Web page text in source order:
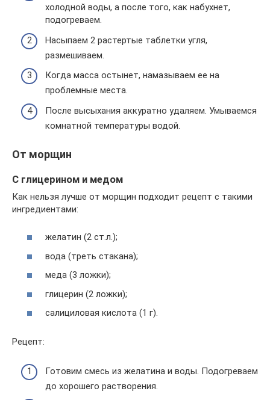
холодной воды, а после того, как набухнет,
подогреваем.
Насыпаем 2 растертые таблетки угля,
размешиваем.
Когда масса остынет, намазываем ее на
проблемные места.
После высыхания аккуратно удаляем. Умываемся
комнатной температуры водой.
От морщин
С глицерином и медом
Как нельзя лучше от морщин подходит рецепт с такими
ингредиентами:
желатин (2 ст.л.);
вода (треть стакана);
меда (3 ложки);
глицерин (2 ложки);
салициловая кислота (1 г).
Рецепт:
Готовим смесь из желатина и воды. Подогреваем
до хорошего растворения.